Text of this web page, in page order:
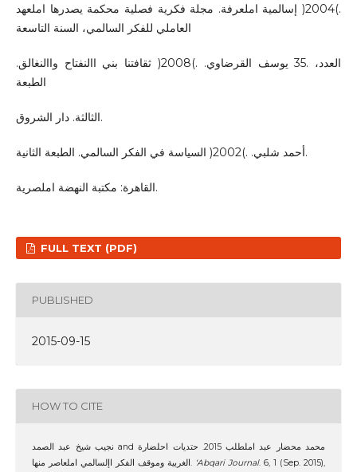
.)2004( إسالمية املعرفة. مجلة فكرية فصلية محكمة يصدرها املعهد
العاملي للفكر السالمي، السنة التاسعة
العدد، .35 يوسف القرضاوي. .)2008( ثقافتنا بني االنفتاح واالنغالق.
الطبعة
الثالثة. دار الشروق.
أحمد شلبي. .)2002( السياسة في الفكر السالمي. الطبعة الثانية.
القاهرة: مكتبة النهضة املصرية.
FULL TEXT (PDF)
PUBLISHED
2015-09-15
HOW TO CITE
نجيب شيخ عبد الصمد and محمد محضار عبد املطلب 2015. حتديات احلضارة
الغربية وموقف الفكر اإلسالمي املعاصر منها. ‘Abqari Journal. 6, 1 (Sep. 2015),